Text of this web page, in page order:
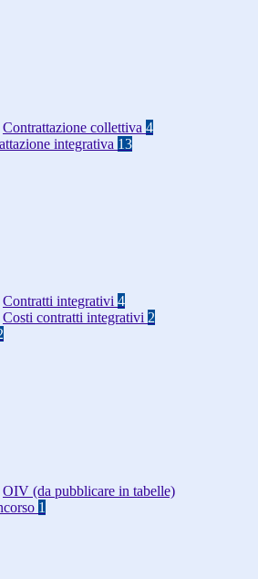
Contrattazione collettiva 4
integrativa 13
Contratti integrativi 4
Costi contratti integrativi 2
OIV (da pubblicare in tabelle)
1